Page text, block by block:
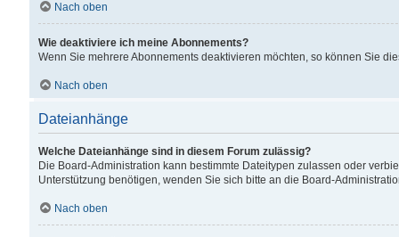
Nach oben
Wie deaktiviere ich meine Abonnements?
Wenn Sie mehrere Abonnements deaktivieren möchten, so können Sie
Nach oben
Dateianhänge
Welche Dateianhänge sind in diesem Forum zulässig?
Die Board-Administration kann bestimmte Dateitypen zulassen oder
Unterstützung benötigen, wenden Sie sich bitte an die Board-
Nach oben